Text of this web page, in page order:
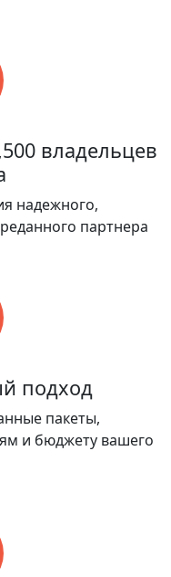
владельцев
надежного,
партнера
подход
пакеты,
и бюджету вашего